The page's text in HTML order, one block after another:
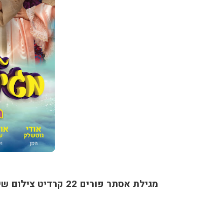
מגילת אסתר פורים 22 קרדיט צילום שי הנסב, רונן אקרמן